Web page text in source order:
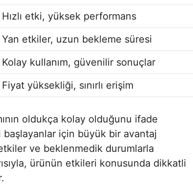
Hızlı etki, yüksek performans
Yan etkiler, uzun bekleme süresi
Kolay kullanım, güvenilir sonuçlar
Fiyat yüksekliği, sınırlı erişim
oldukça kolay olduğunu ifade
için büyük bir avantaj
etkiler ve beklenmedik durumlarla
ürünün etkileri konusunda dikkatli